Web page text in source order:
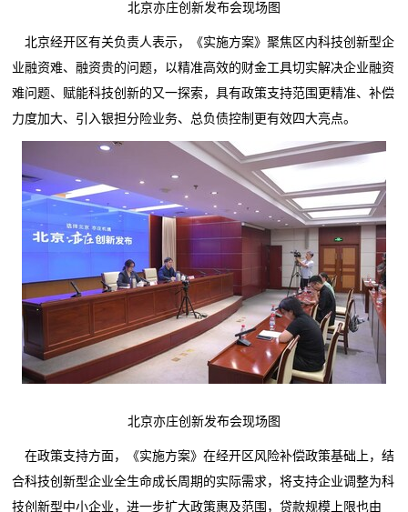
北京亦庄创新发布会现场图
北京经开区有关负责人表示，《实施方案》聚焦区内科技创新型企
业融资难、融资贵的问题，以精准高效的财金工具切实解决企业融资
难问题、赋能科技创新的又一探索，具有政策支持范围更精准、补偿
力度加大、引入银担分险业务、总负债控制更有效四大亮点。
北京亦庄创新发布会现场图
在政策支持方面，《实施方案》在经开区风险补偿政策基础上，结
合科技创新型企业全生命成长周期的实际需求，将支持企业调整为科
技创新型中小企业，进一步扩大政策惠及范围，贷款规模上限也由